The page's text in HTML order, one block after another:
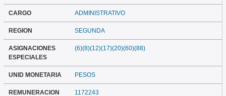
CARGO ADMINISTRATIVO
REGION SEGUNDA
ASIGNACIONES
ESPECIALES
(6)(8)(12)(17)(20)(60)(88)
UNID MONETARIA PESOS
REMUNERACION
1172243